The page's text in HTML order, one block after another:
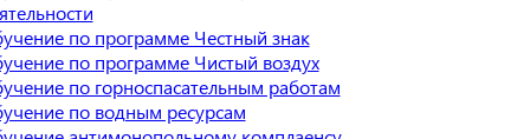
по программе Честный знак
по программе Чистый воздух
по горноспасательным работам
по водным ресурсам